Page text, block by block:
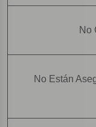
No
No Están